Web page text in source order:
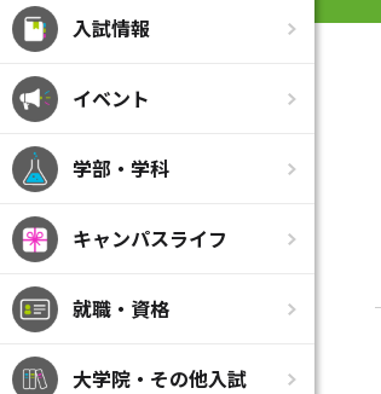
入試情報
イベント
学部・学科
キャンパスライフ
就職・資格
大学院・その他入試